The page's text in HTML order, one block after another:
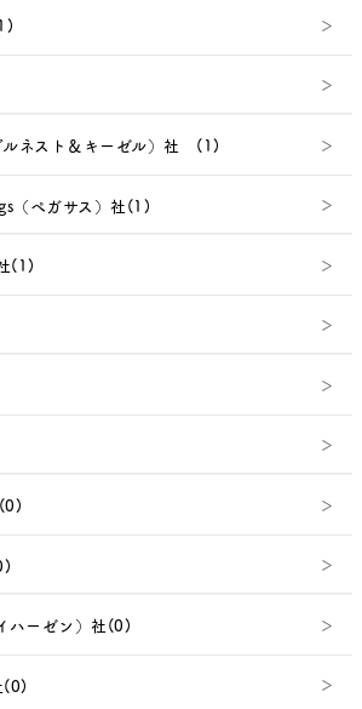
ネスト＆キーゼル）社 (1)
（ペガサス）社(1)
(1)
ハーゼン）社(0)
(0)